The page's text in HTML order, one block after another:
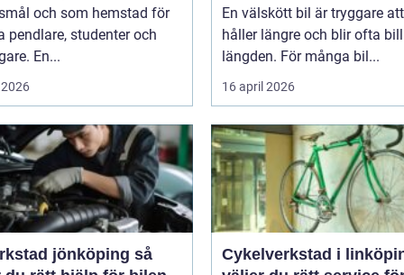
och som hemstad för
pendlare, studenter och
En...
En välskött bil är tryggare
håller längre och blir ofta
längden. För många bil...
16 april 2026
jönköping så
Cykelverkstad i linköping